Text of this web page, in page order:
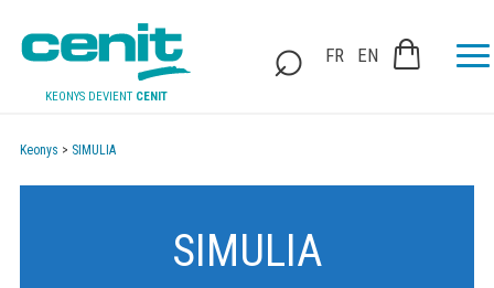
KEONYS DEVIENT CENIT
FR EN
Keonys > SIMULIA
SIMULIA